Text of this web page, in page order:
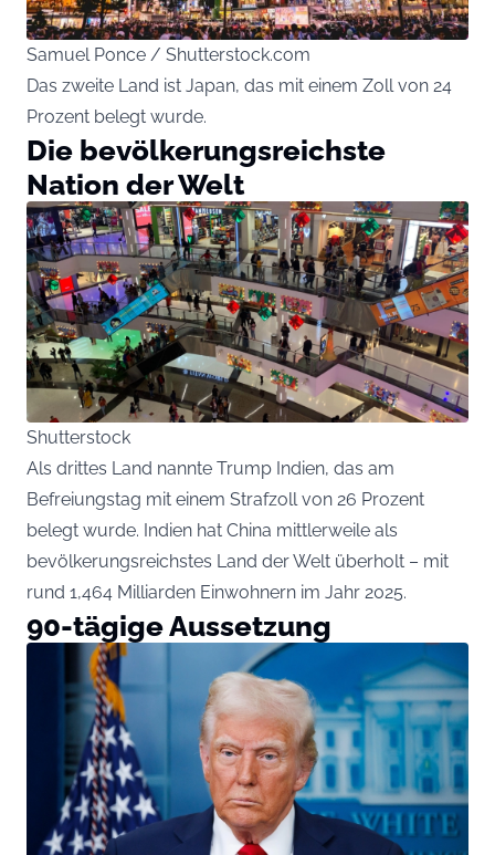
Samuel Ponce / Shutterstock.com
Das zweite Land ist Japan, das mit einem Zoll von 24
Prozent belegt wurde.
Die bevölkerungsreichste
Nation der Welt
Shutterstock
Als drittes Land nannte Trump Indien, das am
Befreiungstag mit einem Strafzoll von 26 Prozent
belegt wurde. Indien hat China mittlerweile als
bevölkerungsreichstes Land der Welt überholt – mit
rund 1,464 Milliarden Einwohnern im Jahr 2025.
90-tägige Aussetzung